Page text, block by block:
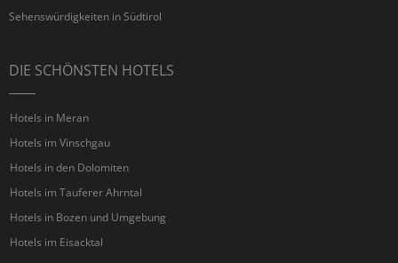
Sehenswürdigkeiten in Südtirol
DIE SCHÖNSTEN HOTELS
Hotels in Meran
Hotels im Vinschgau
Hotels in den Dolomiten
Hotels im Tauferer Ahrntal
Hotels in Bozen und Umgebung
Hotels im Eisacktal